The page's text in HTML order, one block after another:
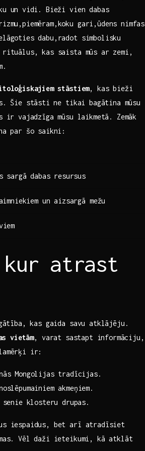
un ⁣vidi. Bieži vien dabas​
gari,ūdens nimfas
‌dabu,radot simbolisku
rituālus, kas saista mūs ar zemi,
stāstiem, kas bieži
‌Šie stāsti ⁣ne tikai bagātina mūsu
vajadzīga mūsu⁣ laikmetā. Zemāk
par šo saikni:
‍sargā ⁤dabas resursus
un aizsargā mežu
kur atrast
kas​ gaida savu ‌atklājēju.
vietām, varat sastapt informāciju,
ir:
Mongolijas ​tradīcijas.
akmeņiem.
klosteru drupas.
iespaidus, bet arī atradīsiet
Vēl daži ieteikumi, kā atklāt